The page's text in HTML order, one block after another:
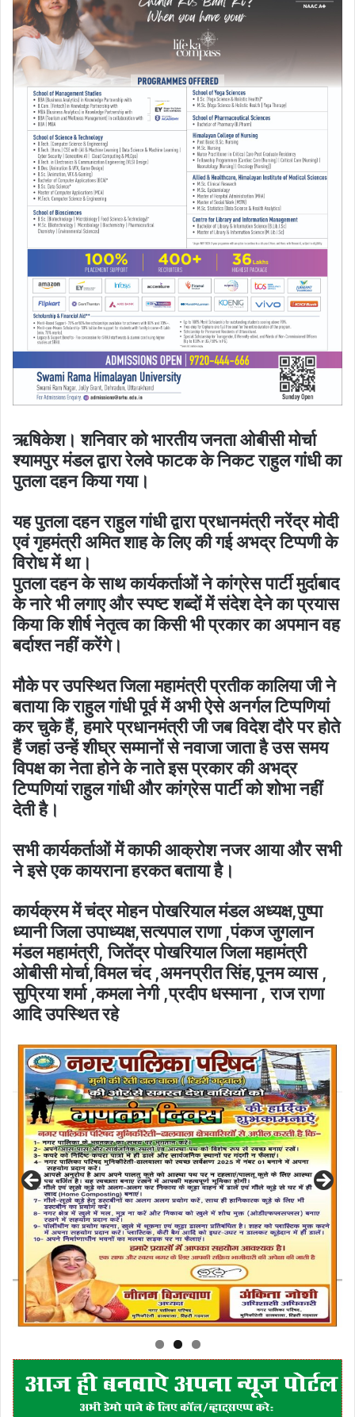
ऋषिकेश। शनिवार को भारतीय जनता ओबीसी मोर्चा
श्यामपुर मंडल द्वारा रेलवे फाटक के निकट राहुल गांधी का
पुतला दहन किया गया।
यह पुतला दहन राहुल गांधी द्वारा प्रधानमंत्री नरेंद्र मोदी
एवं गृहमंत्री अमित शाह के लिए की गई अभद्र टिप्पणी के
विरोध में था।
पुतला दहन के साथ कार्यकर्ताओं ने कांग्रेस पार्टी मुर्दाबाद
के नारे भी लगाए और स्पष्ट शब्दों में संदेश देने का प्रयास
किया कि शीर्ष नेतृत्व का किसी भी प्रकार का अपमान वह
बर्दाश्त नहीं करेंगे।
मौके पर उपस्थित जिला महामंत्री प्रतीक कालिया जी ने
बताया कि राहुल गांधी पूर्व में अभी ऐसे अनर्गल टिप्पणियां
कर चुके हैं, हमारे प्रधानमंत्री जी जब विदेश दौरे पर होते
हैं जहां उन्हें शीघ्र सम्मानों से नवाजा जाता है उस समय
विपक्ष का नेता होने के नाते इस प्रकार की अभद्र
टिप्पणियां राहुल गांधी और कांग्रेस पार्टी को शोभा नहीं
देती है।
सभी कार्यकर्ताओं में काफी आक्रोश नजर आया और सभी
ने इसे एक कायराना हरकत बताया है।
कार्यक्रम में चंद्र मोहन पोखरियाल मंडल अध्यक्ष,पुष्पा
ध्यानी जिला उपाध्यक्ष,सत्यपाल राणा ,पंकज जुगलान
मंडल महामंत्री, जितेंद्र पोखरियाल जिला महामंत्री
ओबीसी मोर्चा,विमल चंद ,अमनप्रीत सिंह,पूनम व्यास ,
सुप्रिया शर्मा ,कमला नेगी ,प्रदीप धस्माना , राज राणा
आदि उपस्थित रहे